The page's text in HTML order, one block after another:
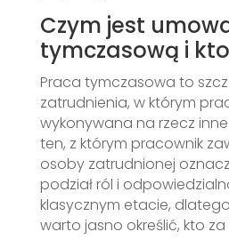
Czym jest
tymczasową i
Praca tymczasowa to
zatrudnienia, w którym
wykonywana na rzecz
ten, z którym pracownik
osoby zatrudnionej
podział ról i
klasycznym etacie,
warto jasno określić, kto